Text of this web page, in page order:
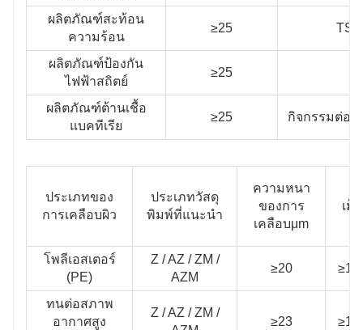
ผลิตภัณฑ์สะท้อน
ความร้อน
≥25
ผลิตภัณฑ์ป้องกัน
ไฟฟ้าสถิตย์
≥25
ผลิตภัณฑ์ต้านเชื้อ
แบคทีเรีย
≥25 กิจกรรมต่อต้
ประเภทของ
การเคลือบผิว
ประเภทวัสดุ
พิมพ์ที่แนะนํา
ความหนา
ของการ
เคลือบμm
เม็ก
โพลีเอสเตอร์
(PE)
Z / AZ / ZM /
AZM
≥20
ทนต่อสภาพ
อากาศสูง
Z / AZ / ZM /
≥23